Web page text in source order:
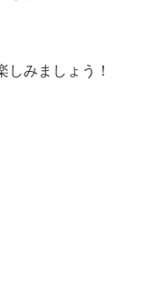
しみましょう！